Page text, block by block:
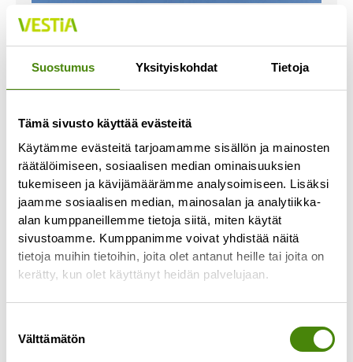
Suostumus Yksityiskohdat Tietoja
Tämä sivusto käyttää evästeitä
Käytämme evästeitä tarjoamamme sisällön ja mainosten
räätälöimiseen, sosiaalisen median ominaisuuksien
tukemiseen ja kävijämäärämme analysoimiseen. Lisäksi
jaamme sosiaalisen median, mainosalan ja analytiikka-
alan kumppaneillemme tietoja siitä, miten käytät
sivustoamme. Kumppanimme voivat yhdistää näitä
tietoja muihin tietoihin, joita olet antanut heille tai joita on
kerätty, kun olet käyttänyt heidän palvelujaan.
valinta
Välttämätön
Itsenäisyyspäiväviikon
27.11.2024
Toholampi ja Ylivieska: Itsenäisyyspäivänä 6.12.
jäteastiat tyhjennetään normaalisti. Alavieska,
Himanka, Kalajoki, Merijärvi, Oulainen ja Pyhäjoki:
Itsenäisyyspäivälle
Lue lisää »